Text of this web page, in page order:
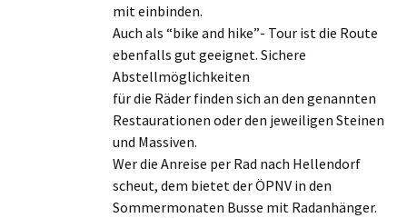
mit einbinden.
Auch als “bike and hike”- Tour ist die Route
ebenfalls gut geeignet. Sichere
Abstellmöglichkeiten
für die Räder finden sich an den genannten
Restaurationen oder den jeweiligen Steinen
und Massiven.
Wer die Anreise per Rad nach Hellendorf
scheut, dem bietet der ÖPNV in den
Sommermonaten Busse mit Radanhänger.